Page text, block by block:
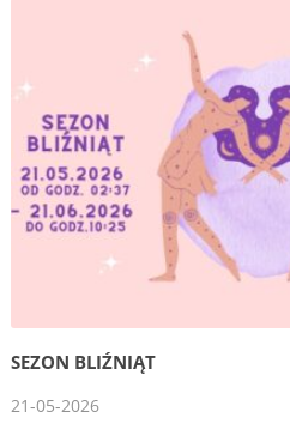
SEZON BLIŹNIĄT
21-05-2026